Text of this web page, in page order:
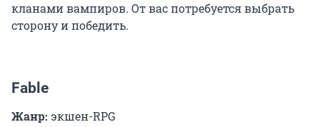
кланами вампиров. От вас потребуется выбрать
сторону и победить.
Fable
Жанр: экшен-RPG